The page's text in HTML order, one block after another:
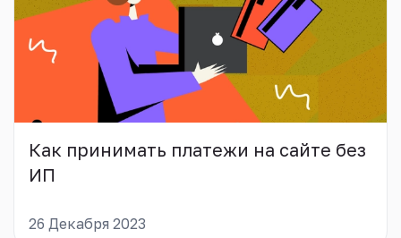
Как принимать платежи на сайте без
ИП
26 Декабря 2023